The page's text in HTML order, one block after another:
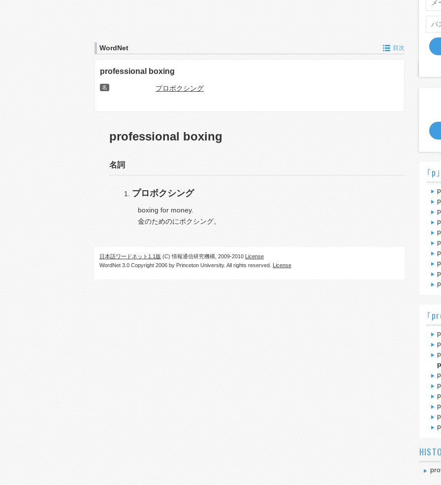
WordNet 目次
professional boxing
名 プロボクシング
professional boxing
名詞
プロボクシング
boxing for money.
金のためのにボクシング。
日本語ワードネット1.1版 (C) 情報通信研究機構, 2009-2010 License
WordNet 3.0 Copyright 2006 by Princeton University. All rights reserved. License
｢p｣
｢